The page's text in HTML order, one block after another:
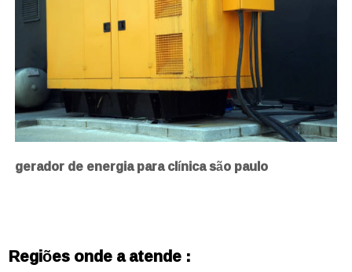
gerador de energia para clínica são paulo
Regiões onde a atende :